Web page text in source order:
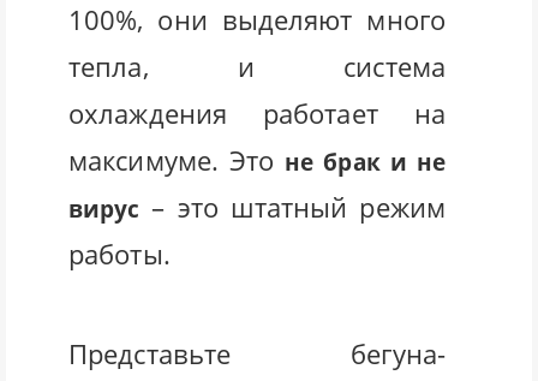
100%, они выделяют много
тепла, и система
охлаждения работает на
максимуме. Это не брак и не
вирус – это штатный режим
работы.
Представьте бегуна-